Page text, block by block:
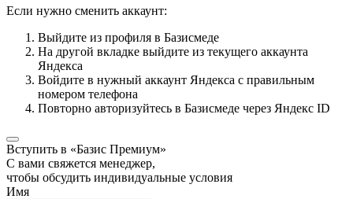
Если нужно сменить аккаунт:
Выйдите из профиля в Базисмеде
На другой вкладке выйдите из текущего аккаунта
Яндекса
Войдите в нужный аккаунт Яндекса с правильным
номером телефона
Повторно авторизуйтесь в Базисмеде через Яндекс ID
Вступить в «Базис Премиум»
С вами свяжется менеджер,
чтобы обсудить индивидуальные условия
Имя